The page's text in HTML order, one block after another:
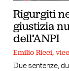
Rigurgiti
giustizia
dell’ANPI
Emilio Ricci,
Due sentenze,